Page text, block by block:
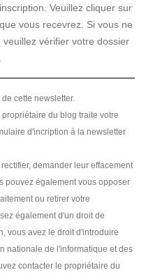
Veuillez cliquer sur
vous recevrez. Si vous ne
vérifier votre dossier
cette newsletter.
du blog traite votre
d'incription à la newsletter
demander leur effacement
pouvez également vous opposer
ou retirer votre
également d'un droit de
vous avez le droit d'introduire
nationale de l'informatique et des
contacter le propriétaire du